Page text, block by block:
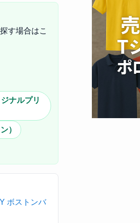
す場合はこ
ナルプリ
）
ボストンバ